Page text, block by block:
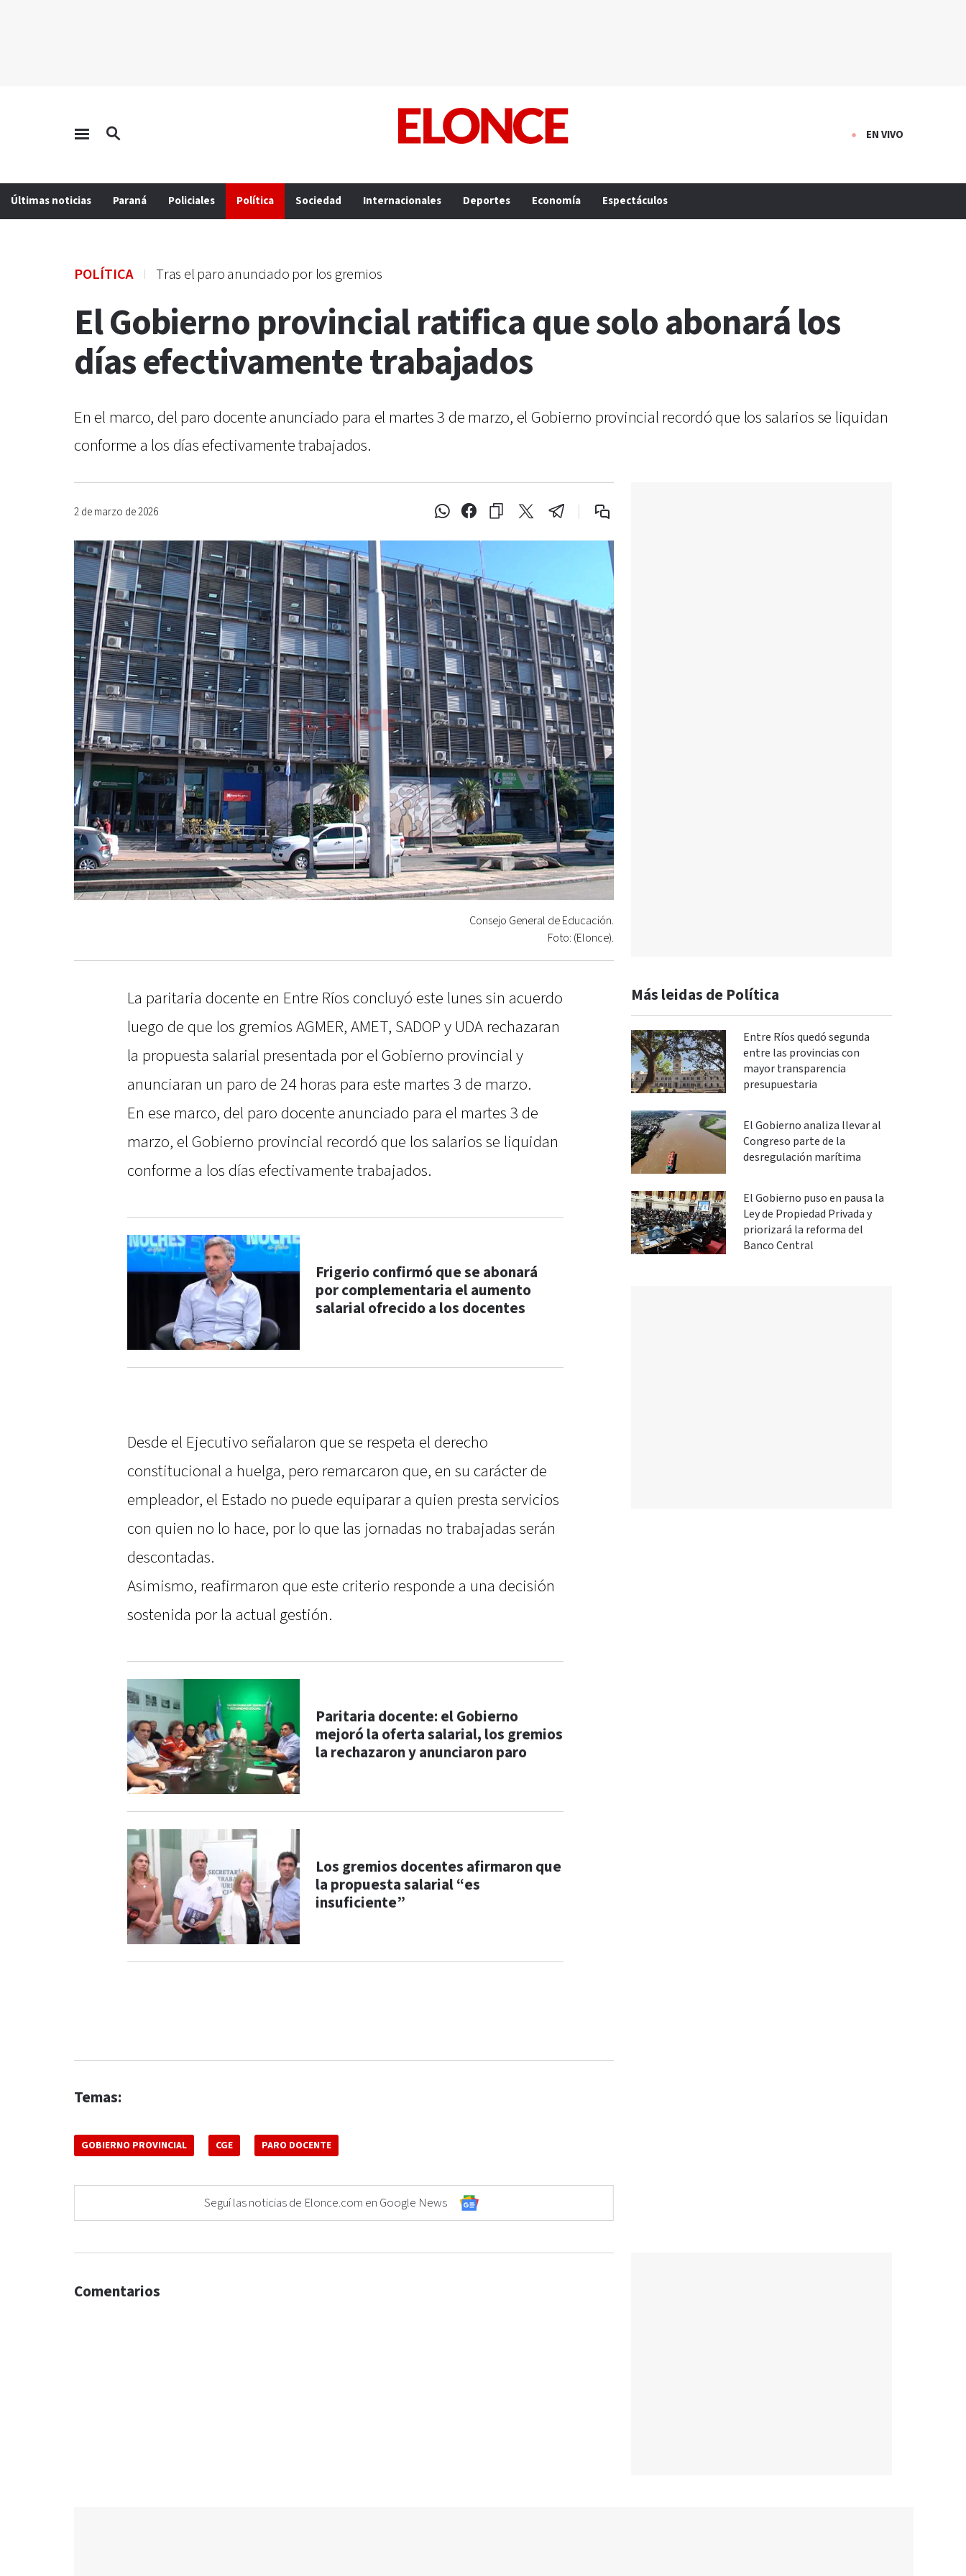
EN VIVO
Últimas noticias Paraná Policiales Política Sociedad Internacionales Deportes Economía Espectáculos
POLÍTICA Tras el paro anunciado por los gremios
El Gobierno provincial ratifica que solo abonará los
días efectivamente trabajados
En el marco, del paro docente anunciado para el martes 3 de marzo, el Gobierno provincial recordó que los salarios se liquidan
conforme a los días efectivamente trabajados.
2 de marzo de 2026
Consejo General de Educación.
Foto: (Elonce).
La paritaria docente en Entre Ríos concluyó este lunes sin acuerdo
luego de que los gremios AGMER, AMET, SADOP y UDA rechazaran
la propuesta salarial presentada por el Gobierno provincial y
anunciaran un paro de 24 horas para este martes 3 de marzo.
En ese marco, del paro docente anunciado para el martes 3 de
marzo, el Gobierno provincial recordó que los salarios se liquidan
conforme a los días efectivamente trabajados.
Frigerio confirmó que se abonará
por complementaria el aumento
salarial ofrecido a los docentes
Desde el Ejecutivo señalaron que se respeta el derecho
constitucional a huelga, pero remarcaron que, en su carácter de
empleador, el Estado no puede equiparar a quien presta servicios
con quien no lo hace, por lo que las jornadas no trabajadas serán
descontadas.
Asimismo, reafirmaron que este criterio responde a una decisión
sostenida por la actual gestión.
Paritaria docente: el Gobierno
mejoró la oferta salarial, los gremios
la rechazaron y anunciaron paro
Los gremios docentes afirmaron que
la propuesta salarial “es
insuficiente”
Temas:
GOBIERNO PROVINCIAL CGE PARO DOCENTE
Seguí las noticias de Elonce.com en Google News
Más leidas de Política
Entre Ríos quedó segunda
entre las provincias con
mayor transparencia
presupuestaria
El Gobierno analiza llevar al
Congreso parte de la
desregulación marítima
El Gobierno puso en pausa la
Ley de Propiedad Privada y
priorizará la reforma del
Banco Central
Comentarios